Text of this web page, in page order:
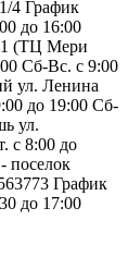
4 График
до 16:00
1 (ТЦ Мери
Сб-Вс. с 9:00
ул. Ленина
до 19:00 Сб-
ул.
с 8:00 до
поселок
График
до 17:00